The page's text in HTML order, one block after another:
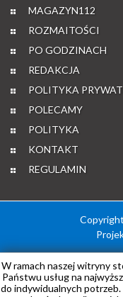
MAGAZYN112
ROZMAITOŚCI
PO GODZINACH
REDAKCJA
POLITYKA
POLECAMY
POLITYKA
KONTAKT
REGULAMIN
W ramach naszej witryny
Państwu usług na
do indywidualnych